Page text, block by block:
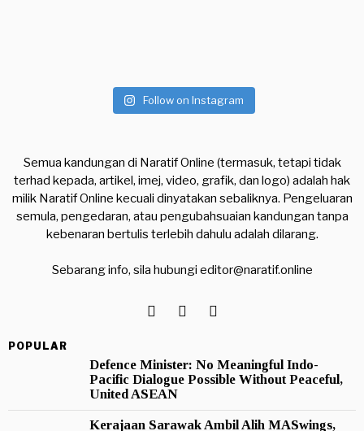
Follow on Instagram
Semua kandungan di Naratif Online (termasuk, tetapi tidak
terhad kepada, artikel, imej, video, grafik, dan logo) adalah hak
milik Naratif Online kecuali dinyatakan sebaliknya. Pengeluaran
semula, pengedaran, atau pengubahsuaian kandungan tanpa
kebenaran bertulis terlebih dahulu adalah dilarang.
Sebarang info, sila hubungi editor@naratif.online
POPULAR
Defence Minister: No Meaningful Indo-
Pacific Dialogue Possible Without Peaceful,
United ASEAN
Kerajaan Sarawak Ambil Alih MASwings,